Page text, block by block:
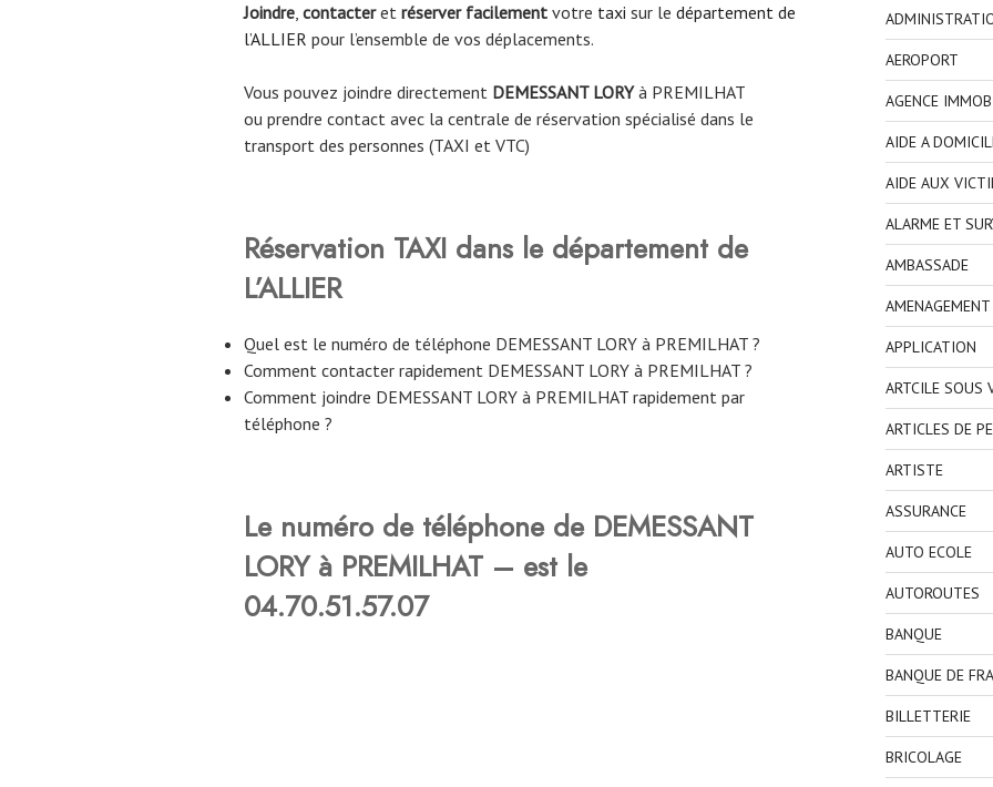
Joindre, contacteret réserver facilement votre taxi sur le département de
l’ALLIER pour l’ensemble de vos déplacements.
Vous pouvez joindre directement DEMESSANT LORYà PREMILHAT
ou prendre contact avec la centrale de réservation spécialisé dans le
transport des personnes (TAXI et VTC)
Réservation TAXI dans le département de
L’ALLIER
Quel est le numéro de téléphone DEMESSANT LORY à PREMILHAT ?
Comment contacter rapidement DEMESSANT LORY à PREMILHAT ?
Comment joindre DEMESSANT LORY à PREMILHAT rapidement par
téléphone ?
Le numéro de téléphone de DEMESSANT
LORY à PREMILHAT – est le
04.70.51.57.07
AEROPORT
AGENCE
AIDE A
AIDE AUX
ALARME ET
AMBASSADE
APPLICATION
ARTCILE SOUS
ARTICLES DE
ARTISTE
ASSURANCE
AUTO ECOLE
AUTOROUTES
BANQUE
BANQUE DE
BILLETTERIE
BRICOLAGE